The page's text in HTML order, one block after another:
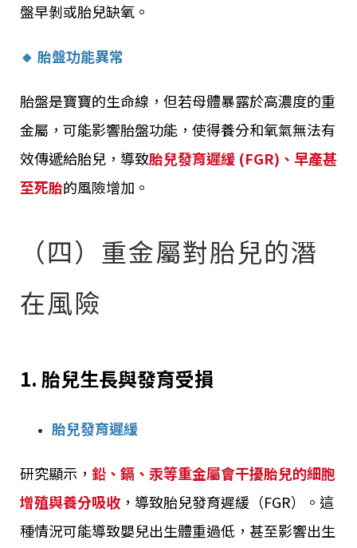
盤早剝或胎兒缺氧。
🔸 胎盤功能異常
胎盤是寶寶的生命線，但若母體暴露於高濃度的重
金屬，可能影響胎盤功能，使得養分和氧氣無法有
效傳遞給胎兒，導致胎兒發育遲緩 (FGR)、早產甚
至死胎的風險增加。
（四）重金屬對胎兒的潛
在風險
1. 胎兒生長與發育受損
胎兒發育遲緩
研究顯示， 鉛、鎘、汞等重金屬會干擾胎兒的細胞
增殖與養分吸收 ，導致胎兒發育遲緩（FGR）。這
種情況可能導致嬰兒出生體重過低，甚至影響出生